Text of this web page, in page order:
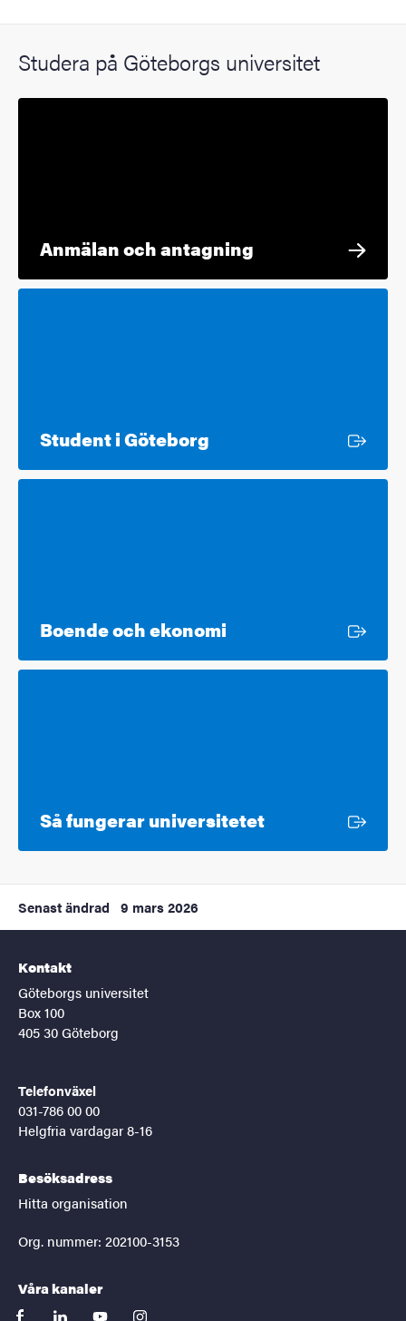
Studera på Göteborgs universitet
Anmälan och antagning
Student i Göteborg
Boende och ekonomi
Så fungerar universitetetExtern länk
Senast ändrad 9 mars 2026
Kontakt
Göteborgs universitet
Box 100
405 30 Göteborg
Telefonväxel
031-786 00 00
Helgfria vardagar 8-16
Besöksadress
Hitta organisation
Org. nummer: 202100-3153
Våra kanaler